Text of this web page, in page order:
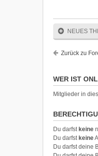
NEUES
Zurück zu
WER IST
Mitglieder in
Du darfst keine
Du darfst keine
Du darfst deine